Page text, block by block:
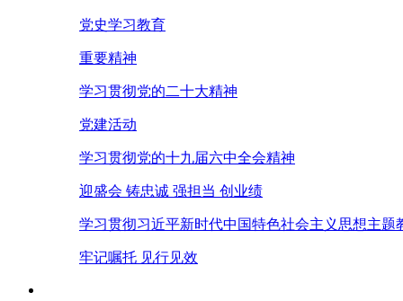
党史学习教育
重要精神
学习贯彻党的二十大精神
党建活动
学习贯彻党的十九届六中全会精神
迎盛会 铸忠诚 强担当 创业绩
学习贯彻习近平新时代中国特色社会主义思想主题
牢记嘱托 见行见效